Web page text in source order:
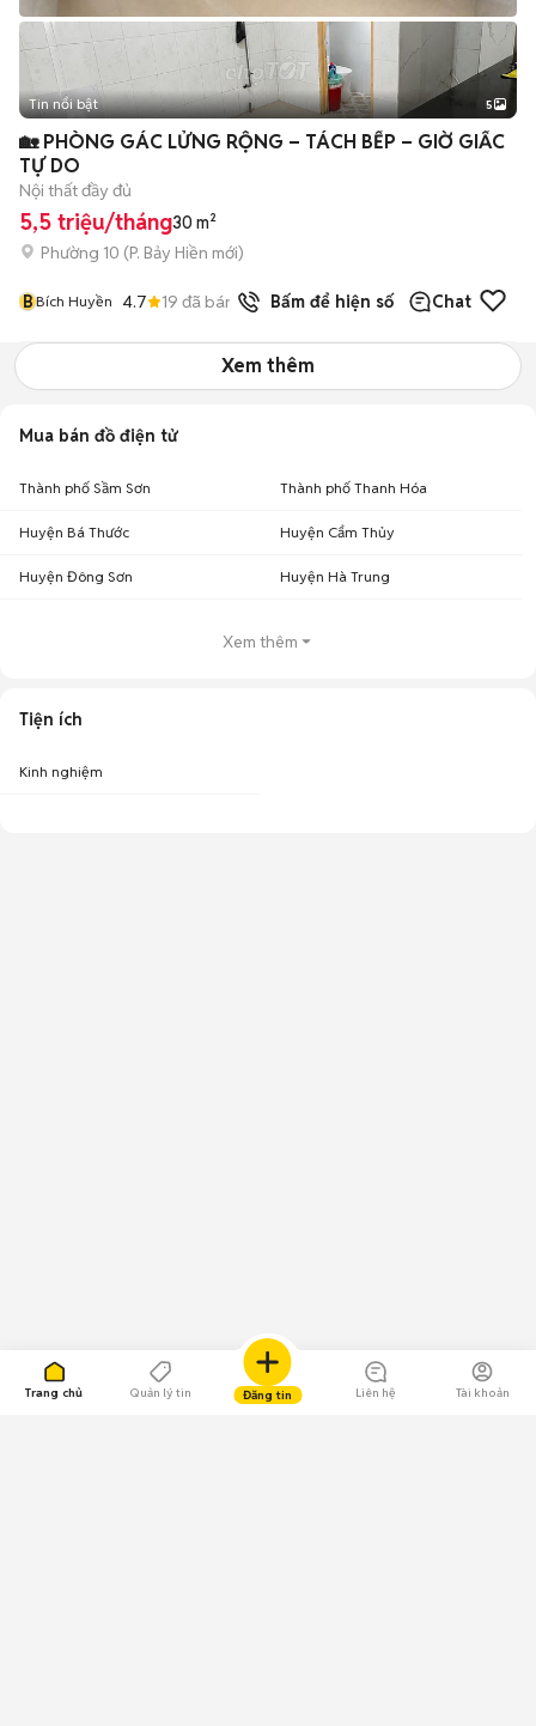
Trang chủ Quản lý tin Đăng tin Liên hệ Tài khoản
Tin nổi bật 5
🏡 PHÒNG GÁC LỬNG RỘNG – TÁCH BẾP – GIỜ GIẤC
TỰ DO
Nội thất đầy đủ
5,5 triệu/tháng30 m²
Phường 10 (P. Bảy Hiền mới)
BBích Huyền 4.7 19 đã bán Bấm để hiện số Chat
Xem thêm
Mua bán đồ điện tử
Thành phố Sầm Sơn Thành phố Thanh Hóa
Huyện Bá Thước Huyện Cẩm Thủy
Huyện Đông Sơn Huyện Hà Trung
Xem thêm
Tiện ích
Kinh nghiệm